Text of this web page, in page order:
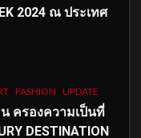
2024 ณ ประเทศ
FASHION UPDATE
ครองความเป็นที่
DESTINATION